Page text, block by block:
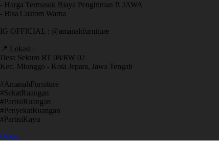
- Harga Termasuk Biaya Pengiriman P. JAWA
- Bisa Custom Warna
IG OFFICIAL : @amanahfurniture
📍 Lokasi :
Desa Sekuro RT 08/RW 02
Kec. Mlonggo - Kota Jepara, Jawa Tengah
​#AmanahFurniture
​#SekatRuangan
​#PartisiRuangan
​#PenyekatRuangan
​#PartisiKayu
Open